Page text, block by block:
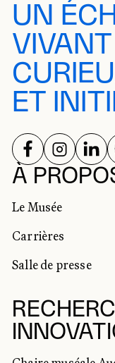
UN
ET
À
Le Musée
Carrières
Salle de presse
SUIVEZ-SUIVEZ-